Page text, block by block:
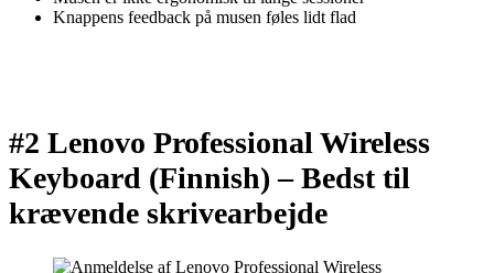
Knappens feedback på musen føles lidt flad
#2 Lenovo Professional Wireless
Keyboard (Finnish) –Bedst til
krævende skrivearbejde